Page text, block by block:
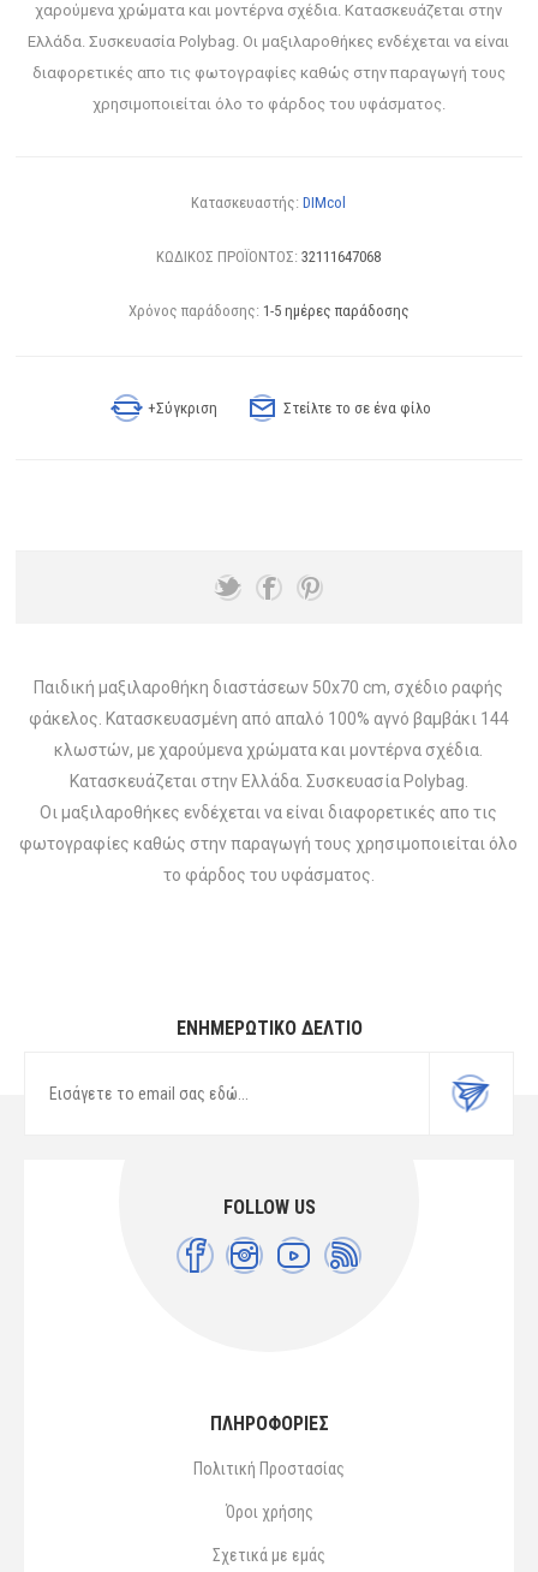
χαρούμενα χρώματα και μοντέρνα σχέδια. Κατασκευάζεται στην
Ελλάδα. Συσκευασία Polybag. Οι μαξιλαροθήκες ενδέχεται να είναι
διαφορετικές απο τις φωτογραφίες καθώς στην παραγωγή τους
χρησιμοποιείται όλο το φάρδος του υφάσματος.
Κατασκευαστής: DIMcol
ΚΩΔΙΚΟΣ ΠΡΟΪΟΝΤΟΣ: 32111647068
Χρόνος παράδοσης: 1-5 ημέρες παράδοσης
+Σύγκριση Στείλτε το σε ένα φίλο
Παιδική μαξιλαροθήκη διαστάσεων 50x70 cm, σχέδιο ραφής
φάκελος. Κατασκευασμένη από απαλό 100% αγνό βαμβάκι 144
κλωστών, με χαρούμενα χρώματα και μοντέρνα σχέδια.
Κατασκευάζεται στην Ελλάδα. Συσκευασία Polybag.
Οι μαξιλαροθήκες ενδέχεται να είναι διαφορετικές απο τις
φωτογραφίες καθώς στην παραγωγή τους χρησιμοποιείται όλο
το φάρδος του υφάσματος.
ΕΝΗΜΕΡΩΤΙΚΌ ΔΕΛΤΊΟ
FOLLOW US
ΠΛΗΡΟΦΟΡΙΕΣ
Πολιτική Προστασίας
Όροι χρήσης
Σχετικά με εμάς